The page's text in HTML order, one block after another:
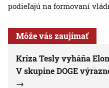
podieľajú na formovaní
Môže vás zaujímať
Kríza Tesly vyháňa
V skupine DOGE